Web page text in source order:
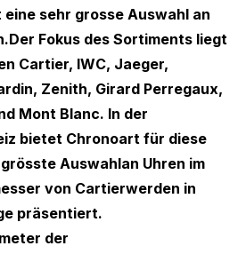
sehr grosse Auswahl an
Fokus des Sortiments liegt
Cartier, IWC, Jaeger,
Zenith, Girard Perregaux,
Mont Blanc. In der
bietet Chronoart für diese
Auswahlan Uhren im
von Cartierwerden in
präsentiert.
der